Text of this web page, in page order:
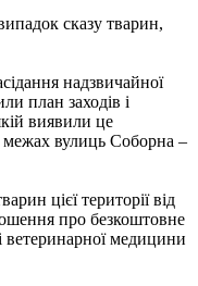
сказу тварин,
надзвичайної
план заходів і
виявили це
межах вулиць Соборна –
цієї території від
про безкоштовне
ветеринарної медицини